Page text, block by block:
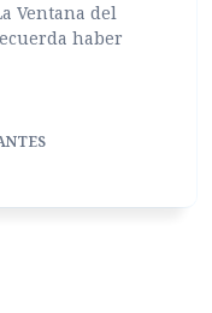
Ventana del
haber